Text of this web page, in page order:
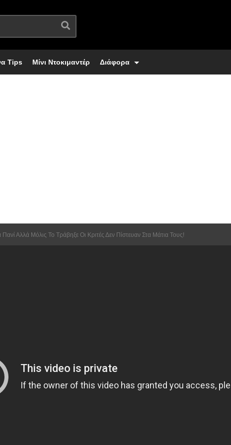
Tips Μίνι Ντοκιμαντέρ Διάφορα
Αλλά Μόλις Το Τράβηξε Οι Κριτές Δεν Πίστευαν Στα Μάτια Τους!